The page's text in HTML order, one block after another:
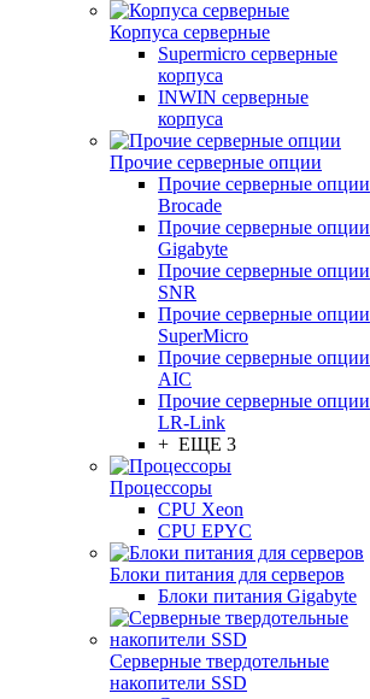
Корпуса серверные
Supermicro серверные
корпуса
INWIN серверные
корпуса
Прочие серверные опции
Прочие серверные опции
Brocade
Прочие серверные опции
Gigabyte
Прочие серверные опции
SNR
Прочие серверные опции
SuperMicro
Прочие серверные опции
AIC
Прочие серверные опции
LR-Link
+ ЕЩЕ 3
Процессоры
CPU Xeon
CPU EPYC
Блоки питания для серверов
Блоки питания Gigabyte
Серверные твердотельные
накопители SSD